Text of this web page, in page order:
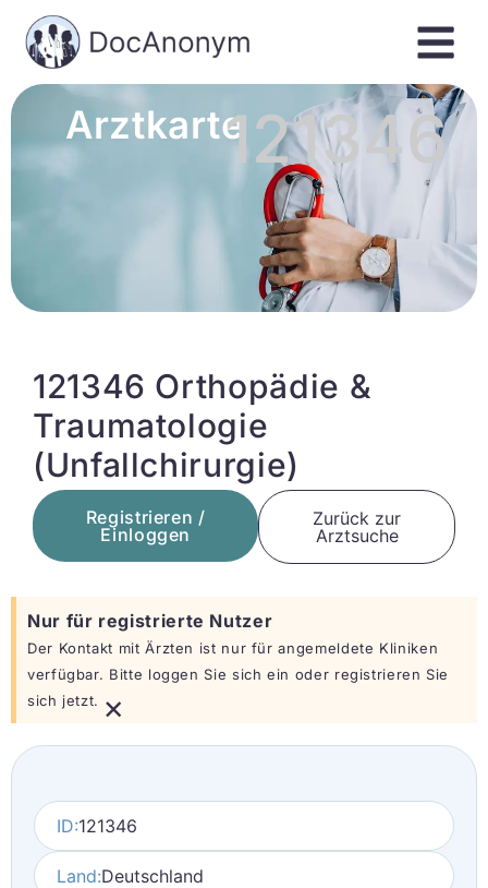
Arztkarte121346
121346 Orthopädie &
Traumatologie
(Unfallchirurgie)
Registrieren /
Einloggen
Zurück zur
Arztsuche
Nur für registrierte Nutzer
Der Kontakt mit Ärzten ist nur für angemeldete Kliniken
verfügbar. Bitte loggen Sie sich ein oder registrieren Sie
sich jetzt. ×
ID:121346
Land:Deutschland